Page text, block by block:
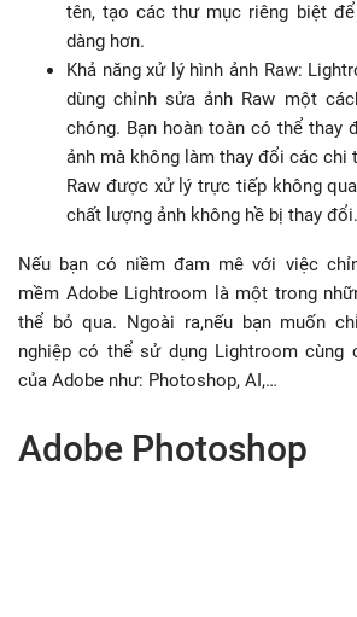
tên, tạo các thư mục riêng biệt
dàng hơn.
Khả năng xử lý hình ảnh Raw:
dùng chỉnh sửa ảnh Raw một
chóng. Bạn hoàn toàn có thể thay
ảnh mà không làm thay đổi các chi
Raw được xử lý trực tiếp không
chất lượng ảnh không hề bị thay đổi.
Nếu bạn có niềm đam mê với việc
mềm Adobe Lightroom là một trong
thể bỏ qua. Ngoài ra,nếu bạn muốn
nghiệp có thể sử dụng Lightroom cùng
của Adobe như: Photoshop, AI,…
Adobe Photoshop